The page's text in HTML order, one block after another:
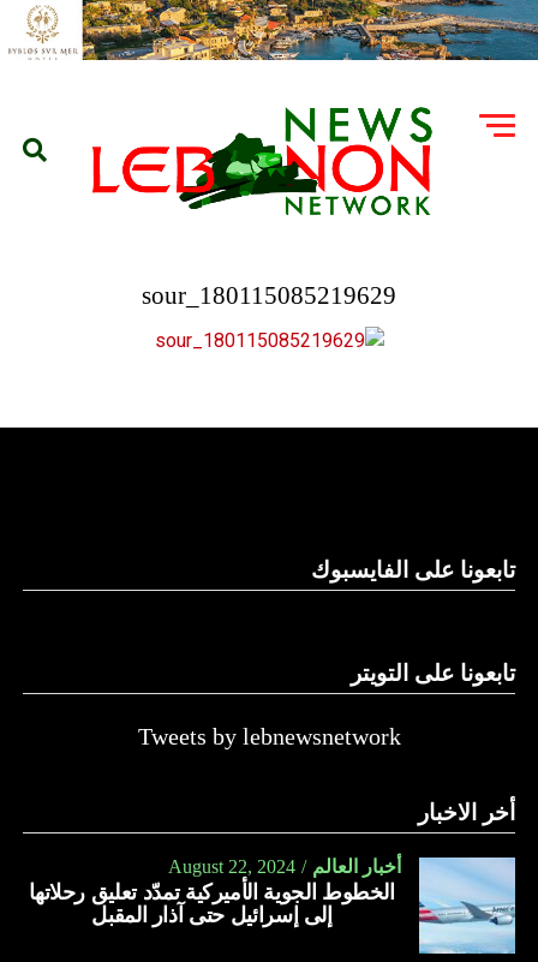
180115085219629_sour
تابعونا على الفايسبوك
تابعونا على التويتر
Tweets by lebnewsnetwork
أخر الاخبار
أخبار العالم August 22, 2024
الخطوط الجوية الأميركية تمدّد تعليق رحلاتها
إلى إسرائيل حتى آذار المقبل